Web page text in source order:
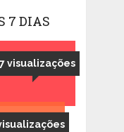
7 DIAS
7 visualizações